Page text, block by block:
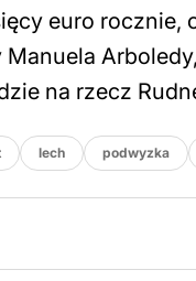
euro rocznie,
na rzecz
lech podwyzka